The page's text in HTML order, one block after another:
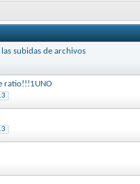
subidas de archivos
ratio!!!1UNO